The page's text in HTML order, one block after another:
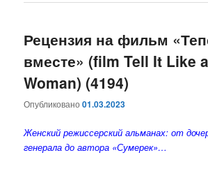
Рецензия на фильм
вместе» (film Tell It Like a
Woman) (4194)
Опубликовано01.03.2023
Женский режиссерский альманах: от
генерала до автора «Сумерек»…